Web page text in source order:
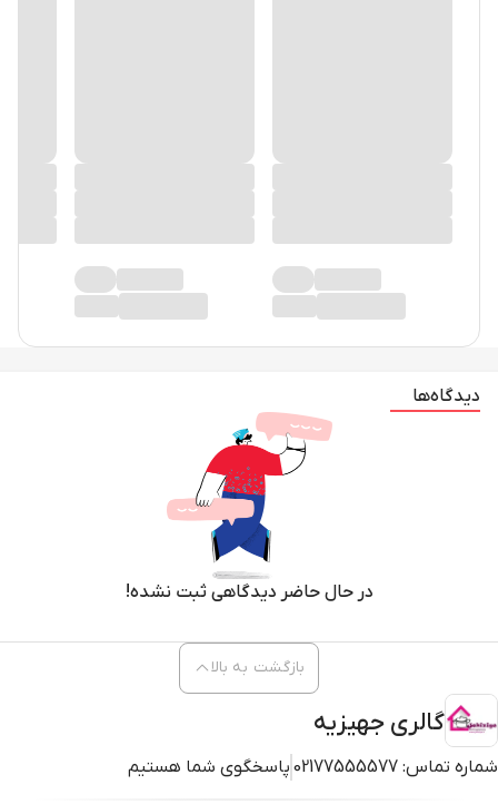
دیدگاه‌ها
در حال حاضر دیدگاهی ثبت نشده!
گالری جهیزیه
شماره تماس: 02177555577 پاسخگوی شما هستیم
بازگشت به بالا